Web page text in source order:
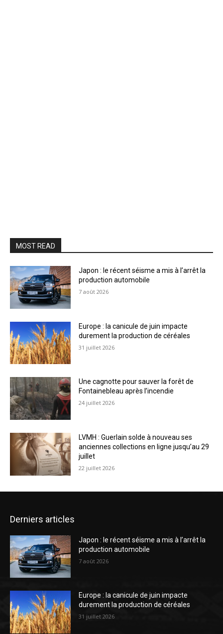
MOST READ
Japon : le récent séisme a mis à l’arrêt la
production automobile
7 août 2026
Europe : la canicule de juin impacte
durement la production de céréales
31 juillet 2026
Une cagnotte pour sauver la forêt de
Fontainebleau après l’incendie
24 juillet 2026
LVMH : Guerlain solde à nouveau ses
anciennes collections en ligne jusqu’au 29
juillet
22 juillet 2026
Derniers articles
Japon : le récent séisme a mis à l’arrêt la
production automobile
7 août 2026
Europe : la canicule de juin impacte
durement la production de céréales
31 juillet 2026